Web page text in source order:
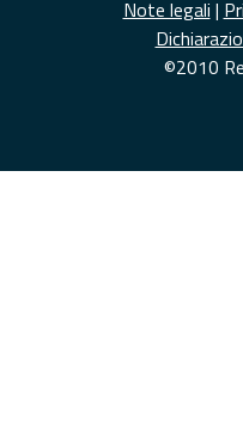
Note legali |
©2010